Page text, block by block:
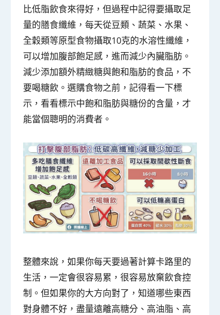
比低脂飲食來得好，但過程中記得要攝取足
量的膳食纖維 ，每天從豆類、蔬菜、水果、
全穀類等原型食物攝取10克的水溶性纖維，
可以增加腹部飽足感，進而減少內臟脂肪。
減少添加額外精緻糖與飽和脂肪的食品 ，不
要喝糖飲。選購食物之前，記得看一下標
示，看看標示中飽和脂肪與糖份的含量，才
能當個聰明的消費者。
整體來說，如果你每天要過著計算卡路里的
生活，一定會很容易累，很容易放棄飲食控
制。但如果你的大方向對了，知道哪些東西
對身體不好，盡量遠離高糖分、高油脂、高